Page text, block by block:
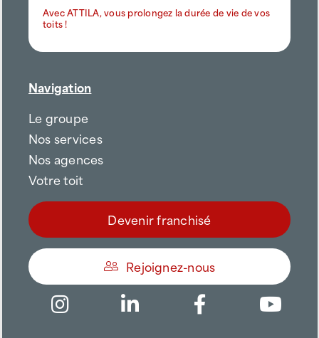
Avec ATTILA, vous prolongez la durée de vie de vos
toits !
Navigation
Le groupe
Nos services
Nos agences
Votre toit
Devenir franchisé
Rejoignez-nous